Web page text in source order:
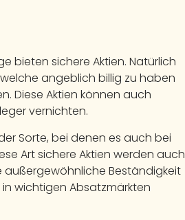
bieten sichere Aktien. Natürlich
angeblich billig zu haben
Diese Aktien können auch
vernichten.
Sorte, bei denen es auch bei
Art sichere Aktien werden auch
Beständigkeit
wichtigen Absatzmärkten